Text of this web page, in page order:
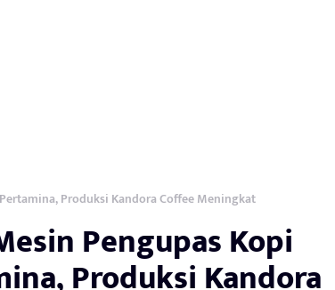
Produksi Kandora Coffee Meningkat
Pengupas Kopi
Produksi Kandora